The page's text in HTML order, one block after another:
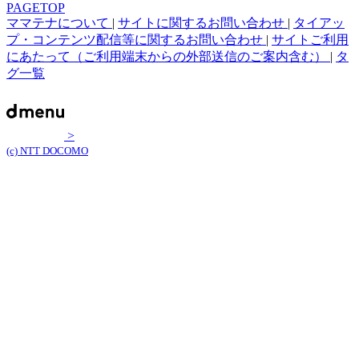
PAGETOP
ママテナについて | サイトに関するお問い合わせ | タイアッ
プ・コンテンツ配信等に関するお問い合わせ | サイトご利用
にあたって（ご利用端末からの外部送信のご案内含む） | タ
グ一覧
>
(c) NTT DOCOMO